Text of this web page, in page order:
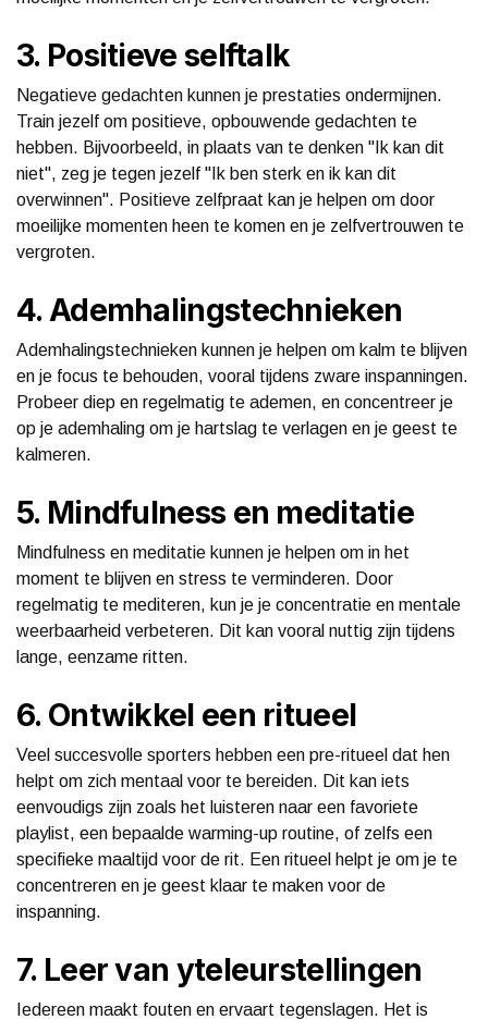
3. Positieve selftalk
Negatieve gedachten kunnen je prestaties ondermijnen.
Train jezelf om positieve, opbouwende gedachten te
hebben. Bijvoorbeeld, in plaats van te denken "Ik kan dit
niet", zeg je tegen jezelf "Ik ben sterk en ik kan dit
overwinnen". Positieve zelfpraat kan je helpen om door
moeilijke momenten heen te komen en je zelfvertrouwen te
vergroten.
4. Ademhalingstechnieken
Ademhalingstechnieken kunnen je helpen om kalm te blijven
en je focus te behouden, vooral tijdens zware inspanningen.
Probeer diep en regelmatig te ademen, en concentreer je
op je ademhaling om je hartslag te verlagen en je geest te
kalmeren.
5. Mindfulness en meditatie
Mindfulness en meditatie kunnen je helpen om in het
moment te blijven en stress te verminderen. Door
regelmatig te mediteren, kun je je concentratie en mentale
weerbaarheid verbeteren. Dit kan vooral nuttig zijn tijdens
lange, eenzame ritten.
6. Ontwikkel een ritueel
Veel succesvolle sporters hebben een pre-ritueel dat hen
helpt om zich mentaal voor te bereiden. Dit kan iets
eenvoudigs zijn zoals het luisteren naar een favoriete
playlist, een bepaalde warming-up routine, of zelfs een
specifieke maaltijd voor de rit. Een ritueel helpt je om je te
concentreren en je geest klaar te maken voor de
inspanning.
7. Leer van yteleurstellingen
Iedereen maakt fouten en ervaart tegenslagen. Het is